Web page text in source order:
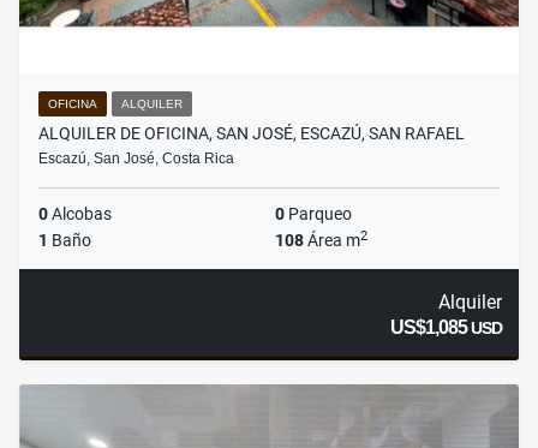
OFICINA ALQUILER
ALQUILER DE OFICINA, SAN JOSÉ, ESCAZÚ, SAN RAFAEL
Escazú, San José, Costa Rica
0Alcobas 0 Parqueo
1 Baño 108Área m2
Alquiler
US$1,085USD